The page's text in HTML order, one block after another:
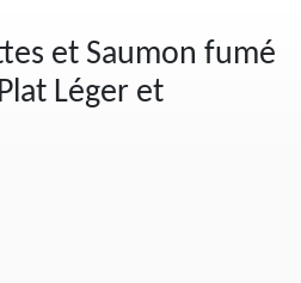
et Saumon fumé
Léger et